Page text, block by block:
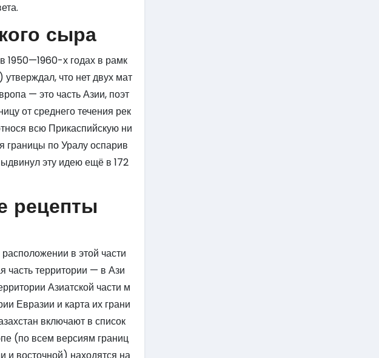
сыра
1950—1960-х годах в рамк
что нет двух мат
— это часть Азии, поэт
от среднего течения рек
всю Прикаспийскую ни
границы по Уралу оспарив
эту идею ещё в 172
рецепты
в этой части
часть территории — в Ази
Азиатской части м
Евразии и карта их грани
включают в список
(по всем версиям границ